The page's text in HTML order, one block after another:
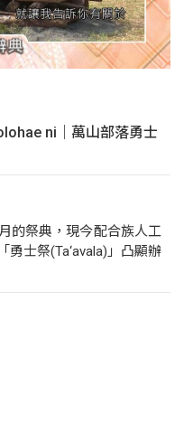
ni｜萬山部落勇士
的祭典，現今配合族人工
士祭(Ta‘avala)」凸顯辦